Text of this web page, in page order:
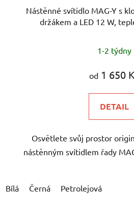
Nástěnné svítidlo MAG-Y s
držákem a LED 12 W,
1-2 týdny
od1 650
DETAIL
Osvětlete svůj prostor
nástěnným svítidlem řady
Bílá Černá Petrolejová